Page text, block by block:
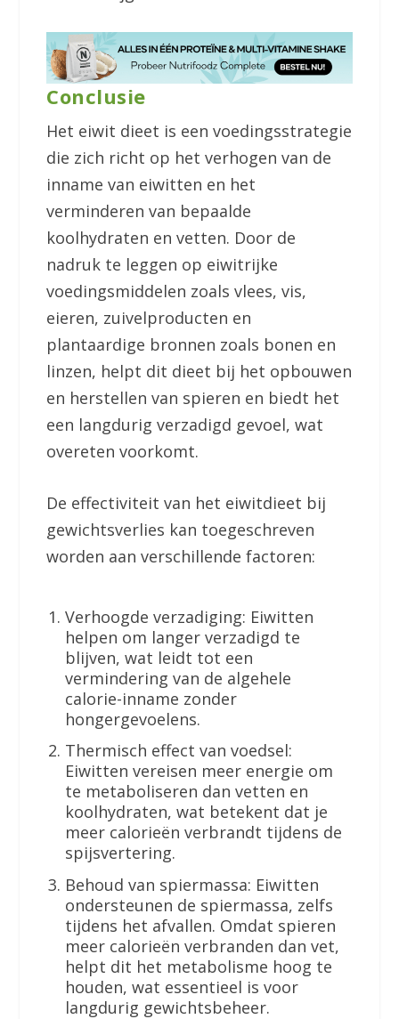
Conclusie
Het eiwit dieet is een voedingsstrategie
die zich richt op het verhogen van de
inname van eiwitten en het
verminderen van bepaalde
koolhydraten en vetten. Door de
nadruk te leggen op eiwitrijke
voedingsmiddelen zoals vlees, vis,
eieren, zuivelproducten en
plantaardige bronnen zoals bonen en
linzen, helpt dit dieet bij het opbouwen
en herstellen van spieren en biedt het
een langdurig verzadigd gevoel, wat
overeten voorkomt.
De effectiviteit van het eiwitdieet bij
gewichtsverlies kan toegeschreven
worden aan verschillende factoren:
Verhoogde verzadiging: Eiwitten
helpen om langer verzadigd te
blijven, wat leidt tot een
vermindering van de algehele
calorie-inname zonder
hongergevoelens.
Thermisch effect van voedsel:
Eiwitten vereisen meer energie om
te metaboliseren dan vetten en
koolhydraten, wat betekent dat je
meer calorieën verbrandt tijdens de
spijsvertering.
Behoud van spiermassa: Eiwitten
ondersteunen de spiermassa, zelfs
tijdens het afvallen. Omdat spieren
meer calorieën verbranden dan vet,
helpt dit het metabolisme hoog te
houden, wat essentieel is voor
langdurig gewichtsbeheer.